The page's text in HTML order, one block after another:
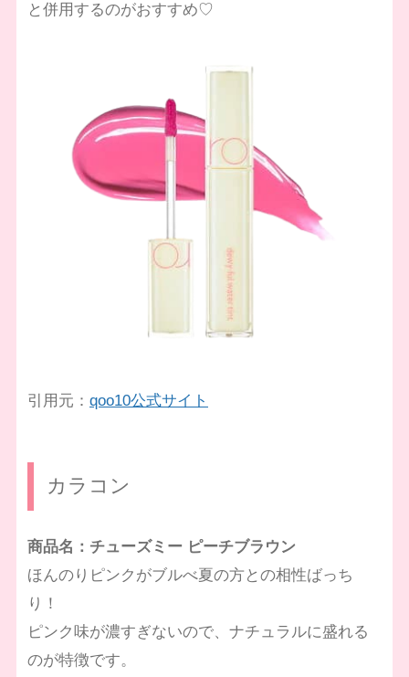
と併用するのがおすすめ♡
引用元： qoo10公式サイト
カラコン
商品名：チューズミー ピーチブラウン
ほんのりピンクがブルべ夏の方との相性ばっち
り！
ピンク味が濃すぎないので、ナチュラルに盛れる
のが特徴です。